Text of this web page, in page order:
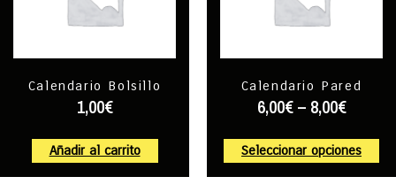
Calendario Bolsillo
1,00€
Añadir al carrito
Calendario Pared
6,00€– 8,00€
Seleccionar opciones